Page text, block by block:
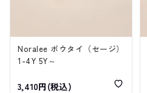
Noralee ボウタイ（セージ）
1-4Y 5Y～
3,410円(税込)